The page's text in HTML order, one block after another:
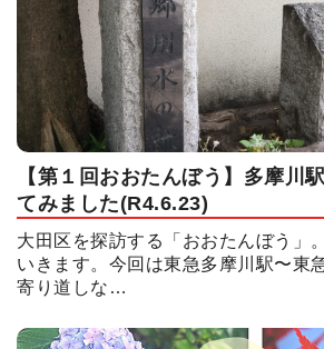
【第１回おおたんぼう】多摩川
てみました(R4.6.23)
大田区を探訪する「おおたんぼう」
いきます。今回は東急多摩川駅〜東
寄り道しな…